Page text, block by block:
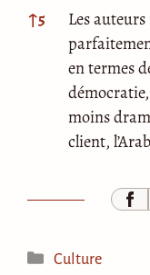
↑5
Les
en termes
moins
client,
Catégories
Culture